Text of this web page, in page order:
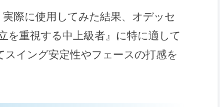
タイプ別の適合性
際に使用してみた結果、オデッセ
を重視する中上級者』に特に適して
イング安定性やフェースの打感を